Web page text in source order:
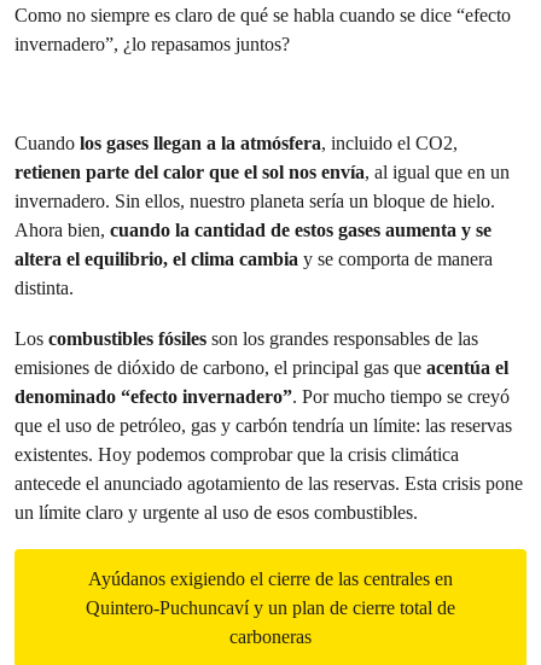
Como no siempre es claro de qué se habla cuando se dice “efecto
invernadero”, ¿lo repasamos juntos?
Cuando los gases llegan a la atmósfera, incluido el CO2,
retienen parte del calor que el sol nos envía, al igual que en un
invernadero. Sin ellos, nuestro planeta sería un bloque de hielo.
Ahora bien, cuando la cantidad de estos gases aumenta y se
altera el equilibrio, el clima cambia y se comporta de manera
distinta.
Los combustibles fósiles son los grandes responsables de las
emisiones de dióxido de carbono, el principal gas que acentúa el
denominado “efecto invernadero”. Por mucho tiempo se creyó
que el uso de petróleo, gas y carbón tendría un límite: las reservas
existentes. Hoy podemos comprobar que la crisis climática
antecede el anunciado agotamiento de las reservas. Esta crisis pone
un límite claro y urgente al uso de esos combustibles.
Ayúdanos exigiendo el cierre de las centrales en
Quintero-Puchuncaví y un plan de cierre total de
carboneras